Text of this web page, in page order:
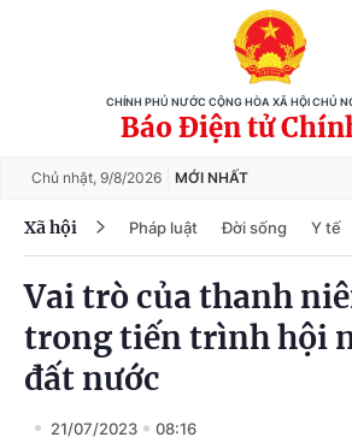
CHÍNH PHỦ NƯỚC CỘNG HÒA XÃ HỘI CHỦ
Báo Điện tử
Chủ nhật, 9/8/2026 MỚI NHẤT
Xã hội Pháp luật Đời sống Y tế
Vai trò của thanh
trong tiến trình hội
đất nước
21/07/2023 08:16